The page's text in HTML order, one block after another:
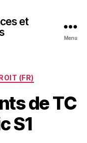
et
Menu
(FR)
de TC
S1